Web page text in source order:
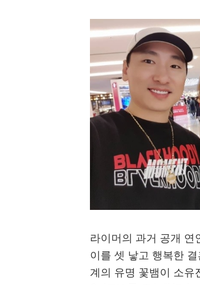
라이머의 과거 공개 연
이를 셋 낳고 행복한
계의 유명 꽃뱀이 소유